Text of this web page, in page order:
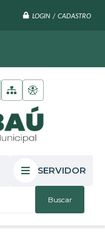
LOGIN / CADASTRO
SERVIDOR